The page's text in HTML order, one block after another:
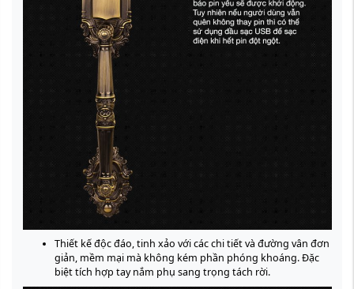
Thiết kế độc đáo, tinh xảo với các chi tiết và đường vân đơn
giản, mềm mại mà không kém phần phóng khoáng. Đặc
biệt tích hợp tay nắm phụ sang trọng tách rời.